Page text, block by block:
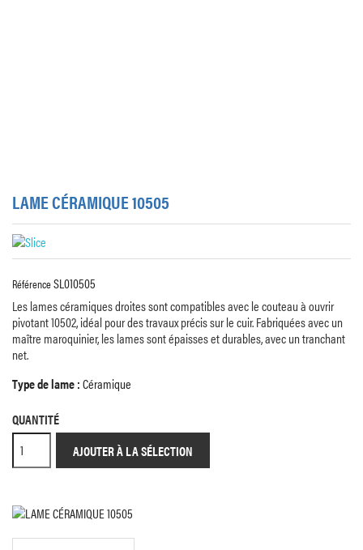
LAME CÉRAMIQUE 10505
RéférenceSL010505
Les lames céramiques droites sont compatibles avec le couteau à ouvrir
pivotant 10502, idéal pour des travaux précis sur le cuir. Fabriquées avec un
maître maroquinier, les lames sont épaisses et durables, avec un tranchant
net.
Type de lame :Céramique
QUANTITÉ
AJOUTER À LA SÉLECTION